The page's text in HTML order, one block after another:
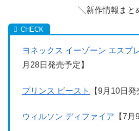
╲新作情報まと
ヨネックス イーゾーン エスプ
月28日発売予定】
プリンス ビースト 【9月10日発
ウィルソン ディファイア 【7月